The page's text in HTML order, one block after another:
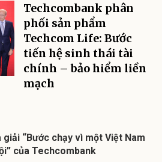
Techcombank phân
phối sản phẩm
Techcom Life: Bước
tiến hệ sinh thái tài
chính – bảo hiểm liền
mạch
giải “Bước chạy vì một Việt Nam
của Techcombank